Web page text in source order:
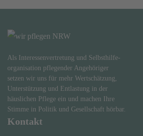
Als Interessenvertretung und Selbsthilfe-
organisation pflegender Angehöriger
setzen wir uns für mehr Wertschätzung,
Unterstützung und Entlastung in der
häuslichen Pflege ein und machen Ihre
Stimme in Politik und Gesellschaft hörbar.
Kontakt